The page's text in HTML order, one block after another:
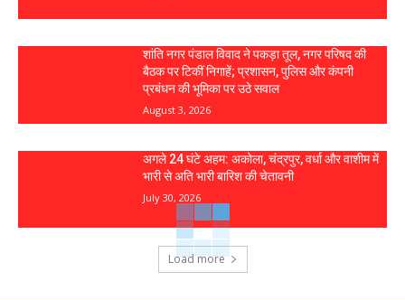
शांति नगर पंडाल विवाद ने पकड़ा तूल, नगर परिषद की
बैठक पर टिकीं निगाहें; प्रशासन, पुलिस और कंपनी
प्रबंधन की भूमिका पर उठे सवाल
August 3, 2026
अगले 24 घंटे अहम: अकोला, चंद्रपुर, वर्धा और वाशीम में
भारी से अति भारी बारिश की चेतावनी
July 30, 2026
Load more